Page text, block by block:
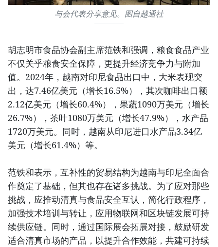
与会代表分享意见。图自越通社
胡志明市食品协会副主席范铁和强调，粮食食品产业
不仅关乎粮食安全保障，更提升经济竞争力与附加
值。2024年，越南对印尼食品出口中，大米表现突
出，达7.46亿美元（增长16.5%），其次咖啡出口额
2.12亿美元（增长60.4%），果蔬1090万美元（增长
26.7%），茶叶1080万美元（增长47.9%），水产品
1720万美元。同时，越南从印尼进口水产品3.34亿
美元（增长61.4%）等。
范铁和表示，互补性的贸易结构为越南与印尼全面合
作奠定了基础，但其也存在诸多挑战。为了应对那些
挑战，应推动清真与食品安全互认，简化行政程序，
加强技术培训与转让，应用物联网和区块链发展可持
续供应链。同时，通过国际展会拓展对接，鼓励研发
适合清真市场的产品，以提升合作效能，共建可持续